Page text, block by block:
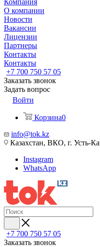
Компания
О компании
Новости
Вакансии
Лицензии
Партнеры
Контакты
Контакты
+7 700 750 57 05
Заказать звонок
Задать вопрос
Войти
Корзина0
info@tok.kz
Казахстан, ВКО, г. Усть-
Instagram
WhatsApp
+7 700 750 57 05
Заказать звонок